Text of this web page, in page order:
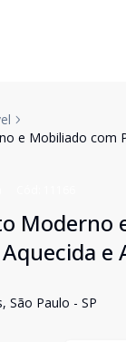
e Mobiliado com
Moderno
e
São Paulo - SP